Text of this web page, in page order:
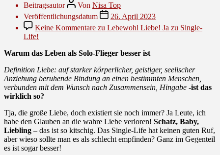
Beitragsautor Von Nisa Top
Veröffentlichungsdatum
26. April 2023
Keine Kommentare zu Lebewohl Liebe! Ja zu Single-
Life!
Warum das Leben als Solo-Flieger besser ist
Definition Liebe: auf starker körperlicher, geistiger, seelischer
Anziehung beruhende Bindung an einen bestimmten Menschen,
verbunden mit dem Wunsch nach Zusammensein, Hingabe -ist das
wirklich so?
Tja, die große Liebe, doch existiert sie noch immer? Ja Leute, ich
habe den Glauben an die wahre Liebe verloren! Schatz, Baby,
Liebling – das ist so kitschig. Das Single-Life hat keinen guten Ruf,
aber wieso sollte man es als schlecht empfinden? Ganz im Gegenteil
es ist sogar besser!